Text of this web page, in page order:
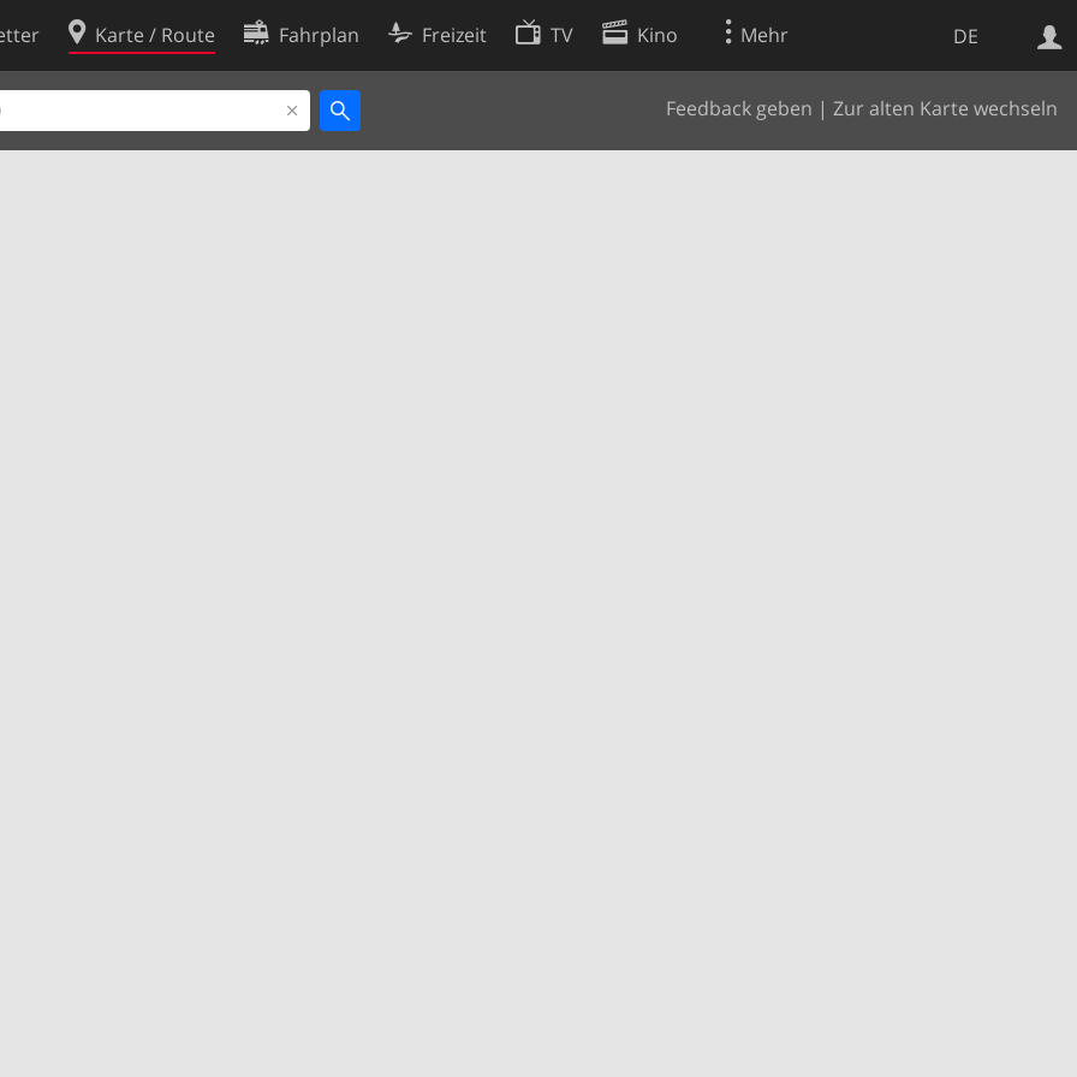
DE
Karte / Route Fahrplan Freizeit TV Kino Mehr
Feedback geben | Zur alten Karte wechseln
Websuche
Cookie-Richtlinie
Cookie-Einstellungen